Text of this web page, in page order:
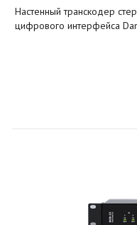
Настенный транскодер
цифрового интерфейса